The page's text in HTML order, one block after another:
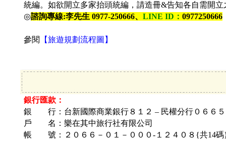
統編。如欲開立多家抬頭統編，請造冊&告知各自需開
◎諮詢專線:李先生 0977-250666、 LINE ID ： 0977250666
參閱 【旅遊規劃流程圖】
銀行匯款：
銀 行：台新國際商業銀行８１２ – 民權分行０６６５
戶 名： 樂在其中旅行社有限公司
帳 號：
２０６６－０１－０００-１２４０８{共14